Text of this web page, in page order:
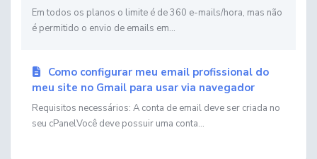
Em todos os planos o limite é de 360 e-mails/hora, mas não
é permitido o envio de emails em...
Como configurar meu email profissional do
meu site no Gmail para usar via navegador
Requisitos necessários: A conta de email deve ser criada no
seu cPanelVocê deve possuir uma conta...